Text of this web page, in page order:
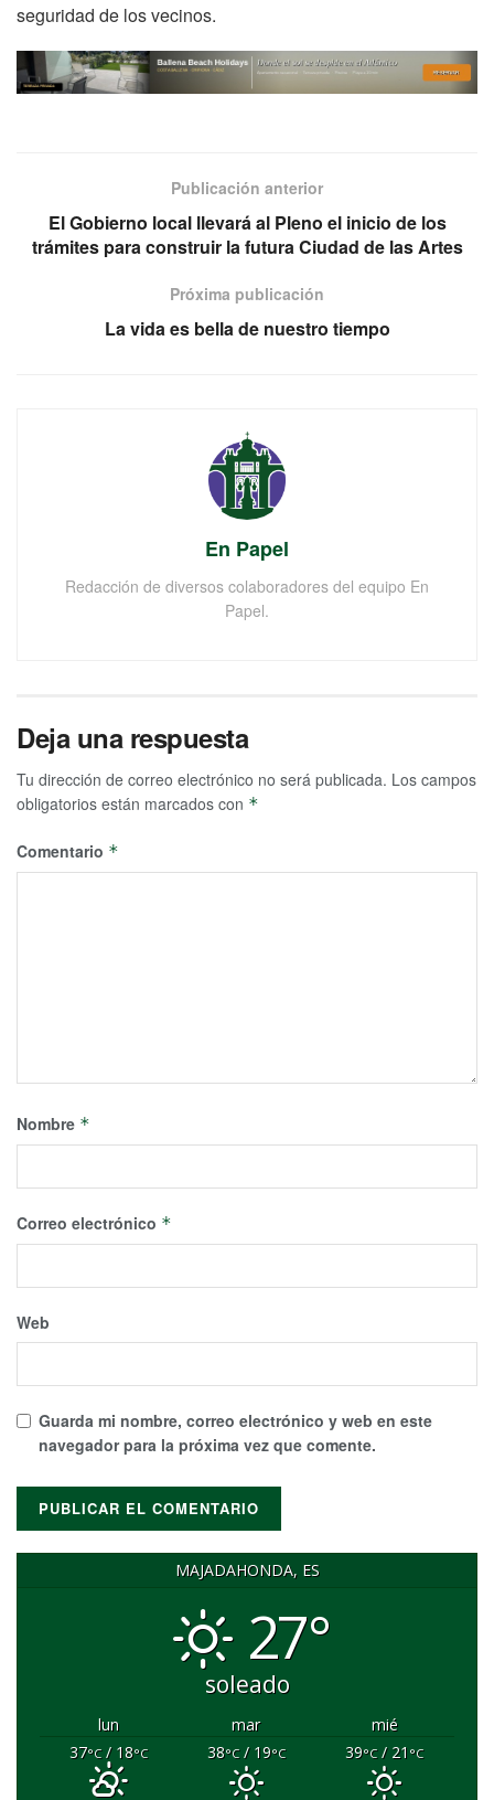
seguridad de los vecinos.
Publicación anterior
El Gobierno local llevará al Pleno el inicio de los
trámites para construir la futura Ciudad de las Artes
Próxima publicación
La vida es bella de nuestro tiempo
En Papel
Redacción de diversos colaboradores del equipo En
Papel.
Deja una respuesta
Tu dirección de correo electrónico no será publicada. Los campos
obligatorios están marcados con *
Comentario *
Nombre *
Correo electrónico *
Web
Guarda mi nombre, correo electrónico y web en este
navegador para la próxima vez que comente.
MAJADAHONDA, ES
27°
soleado
lun mar
mié
37°C/ 18°C 38°C/ 19°C 39°C/ 21 °C